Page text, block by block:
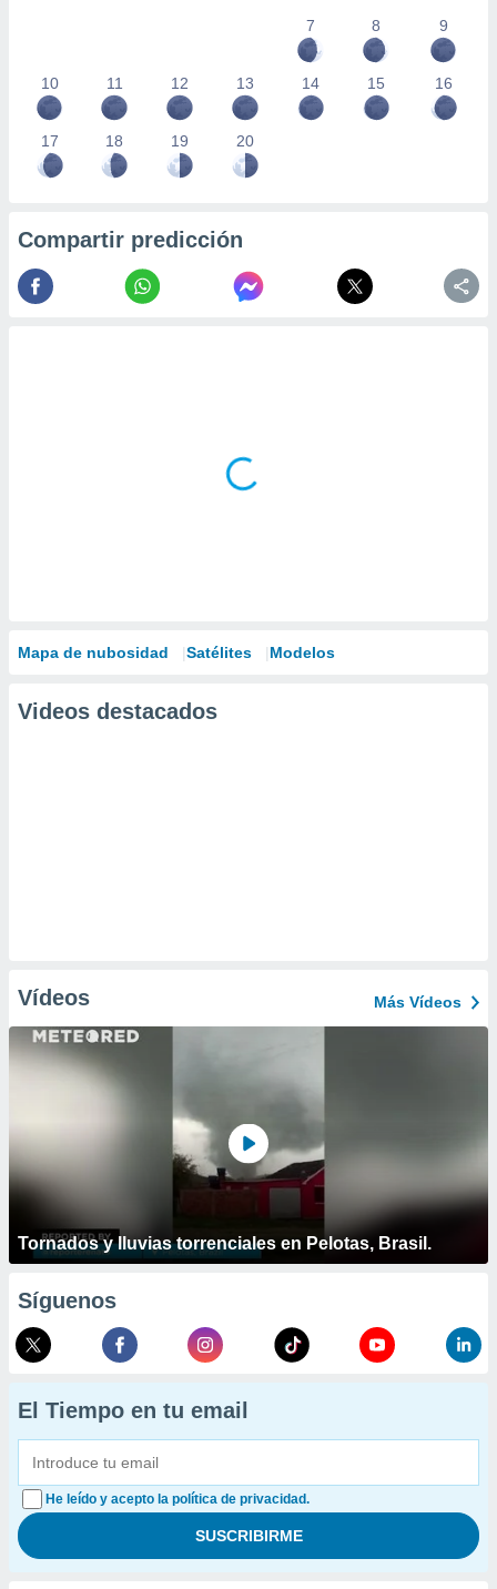
7
8 9
10 11 12 13 14 15 16
17 18 19 20
Compartir predicción
Mapa de nubosidad Satélites Modelos
Videos destacados
Vídeos Más Vídeos
Tornados y lluvias torrenciales en Pelotas, Brasil.
Síguenos
El Tiempo en tu email
He leído y acepto la política de privacidad.